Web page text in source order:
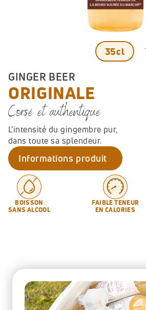
35cl
GINGER BEER
ORIGINALE
Corsé et authentique
L’intensité du gingembre pur,
dans toute sa splendeur.
Informations produit
BOISSON
SANS ALCOOL
FAIBLE TENEUR
EN CALORIES